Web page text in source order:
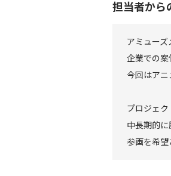
担当者から
アミュー
企業での案
今回はアニ
プロジェク
中長期的に
参画を希望